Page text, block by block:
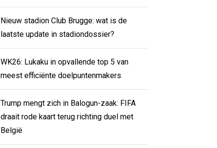
Nieuw stadion Club Brugge: wat is de
laatste update in stadiondossier?
WK26: Lukaku in opvallende top 5 van
meest efficiënte doelpuntenmakers
Trump mengt zich in Balogun-zaak: FIFA
draait rode kaart terug richting duel met
België